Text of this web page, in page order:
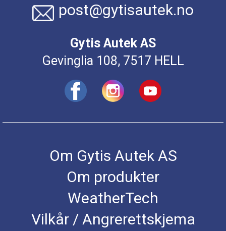
post@gytisautek.no
Gytis Autek AS
Gevinglia 108, 7517 HELL
Om Gytis Autek AS
Om produkter
WeatherTech
Vilkår / Angrerettskjema